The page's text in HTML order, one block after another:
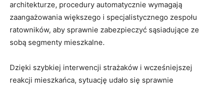
architekturze, procedury automatycznie wymagają
zaangażowania większego i specjalistycznego zespołu
ratowników, aby sprawnie zabezpieczyć sąsiadujące ze
sobą segmenty mieszkalne.
Dzięki szybkiej interwencji strażaków i wcześniejszej
reakcji mieszkańca, sytuację udało się sprawnie